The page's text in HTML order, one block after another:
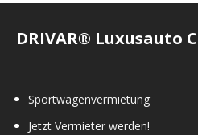
DRIVAR® Luxusauto
Sportwagenvermietung
Jetzt Vermieter werden!